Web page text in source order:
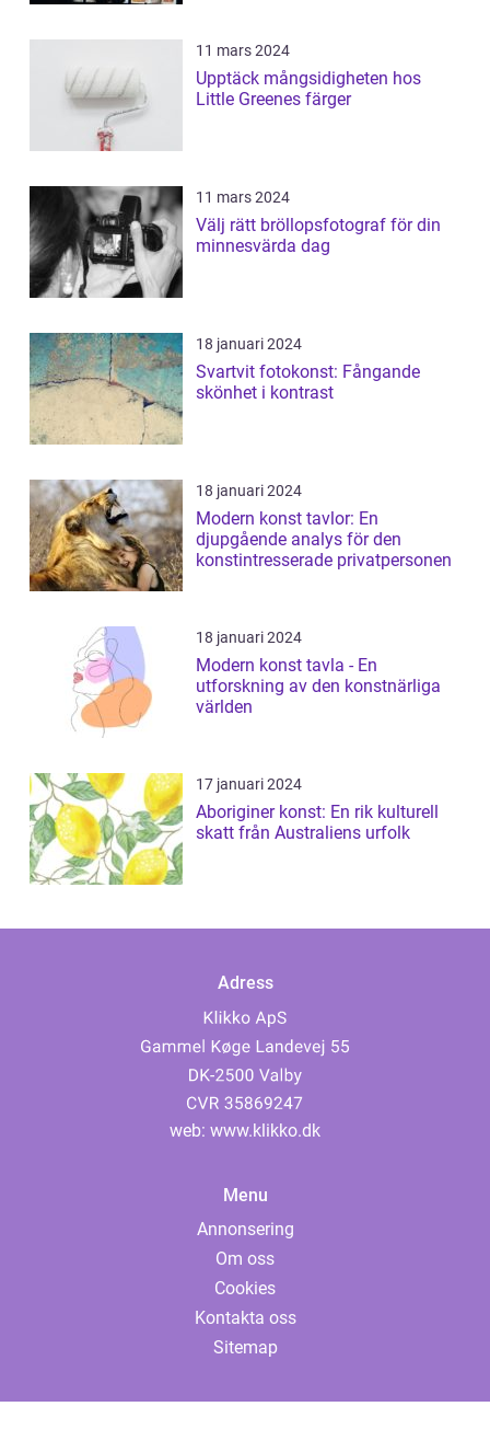
11 mars 2024
Upptäck mångsidigheten hos
Little Greenes färger
11 mars 2024
Välj rätt bröllopsfotograf för din
minnesvärda dag
18 januari 2024
Svartvit fotokonst: Fångande
skönhet i kontrast
18 januari 2024
Modern konst tavlor: En
djupgående analys för den
konstintresserade privatpersonen
18 januari 2024
Modern konst tavla - En
utforskning av den konstnärliga
världen
17 januari 2024
Aboriginer konst: En rik kulturell
skatt från Australiens urfolk
Adress
web: www.klikko.dk
Menu
Annonsering
Om oss
Cookies
Kontakta oss
Sitemap